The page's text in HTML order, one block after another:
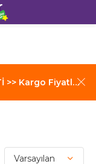
İçin Tıklayınız